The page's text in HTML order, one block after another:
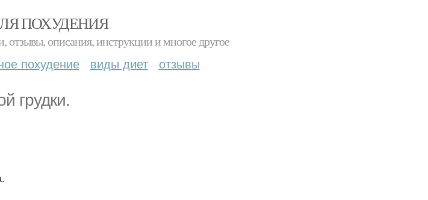
ПОХУДЕНИЯ
отзывы, описания, инструкции и многое другое
похудение виды диет отзывы
грудки.